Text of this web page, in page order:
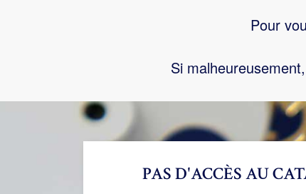
Pour
Si
PAS D'ACCÈS AU